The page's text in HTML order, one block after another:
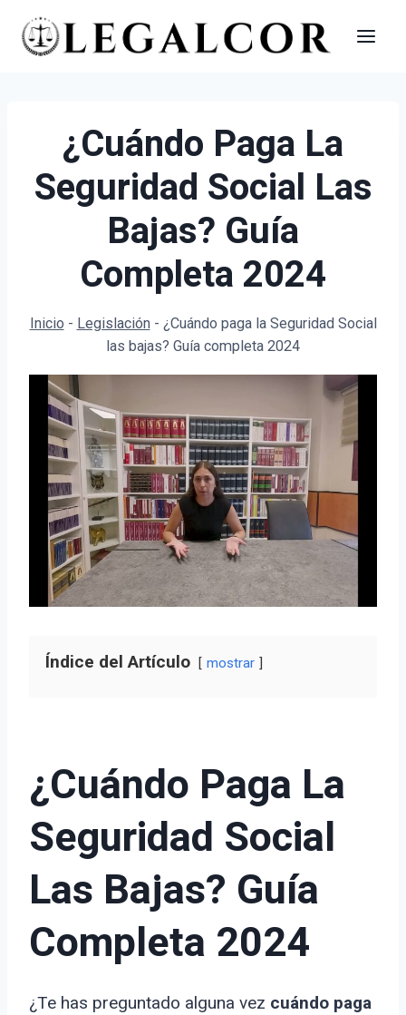
Saltar
¿Cuándo Paga La
Seguridad Social Las
Bajas? Guía
Completa 2024
Inicio - Legislación - ¿Cuándo paga la Seguridad Social
las bajas? Guía completa 2024
Índice del Artículo mostrar
¿Cuándo Paga La
Seguridad Social
Las Bajas? Guía
Completa 2024
¿Te has preguntado alguna vez cuándo paga